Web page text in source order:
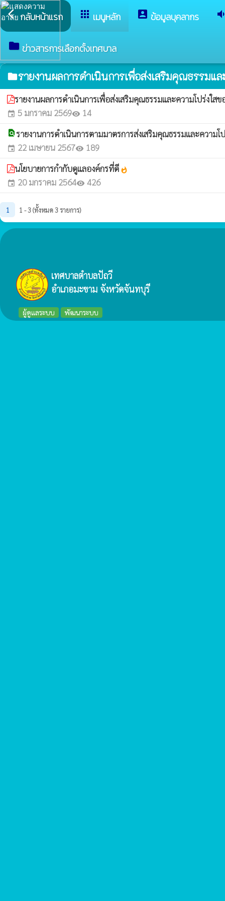
arrow_back_ios กลับหน้าแรก apps เมนูหลัก account_box ข้อมูลบุคลากร
folder ข่าวสารการเลือกตั้งเทศบาล
folderรายงานผลการดำเนินการเพื่อส่งเสริมคุณธรรมแ
รายงานผลการดำเนินการเพื่อส่งเสริมคุณธรรมและความโปร่ง
event 5 มกราคม 2569visibility 14
find_in_pageรายงานการดำเนินการตามมาตรการส่งเสริมคุณธรรมและควา
event 22 เมษายน 2567visibility 189
นโยบายการกำกับดูแลองค์กรที่ดี whatshot
event 20 มกราคม 2564visibility 426
1 1 - 3 (ทั้งหมด 3 รายการ)
เทศบาลตำบลปัถวี
อำเภอมะขาม จังหวัดจันทบุรี
ผู้ดูแลระบบ พัฒนาระบบ